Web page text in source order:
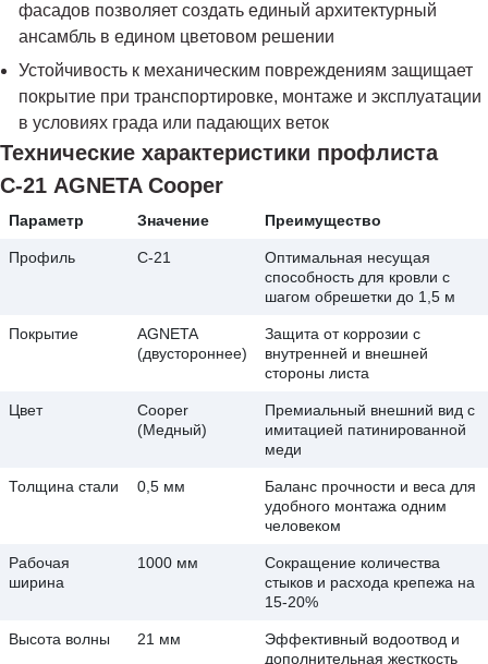
фасадов позволяет создать единый архитектурный
ансамбль в едином цветовом решении
Устойчивость к механическим повреждениям защищает
покрытие при транспортировке, монтаже и эксплуатации
в условиях града или падающих веток
Технические характеристики профлиста
С-21 AGNETA Cooper
Параметр Значение Преимущество
Профиль С-21
Оптимальная несущая
способность для кровли с
шагом обрешетки до 1,5 м
Покрытие
AGNETA
(двустороннее)
Защита от коррозии с
внутренней и внешней
стороны листа
Цвет
Cooper
(Медный)
Премиальный внешний вид с
имитацией патинированной
меди
Толщина стали 0,5 мм
Баланс прочности и веса для
удобного монтажа одним
человеком
Рабочая
ширина
1000 мм
Сокращение количества
стыков и расхода крепежа на
15-20%
Высота волны 21 мм
Эффективный водоотвод и
дополнительная жесткость